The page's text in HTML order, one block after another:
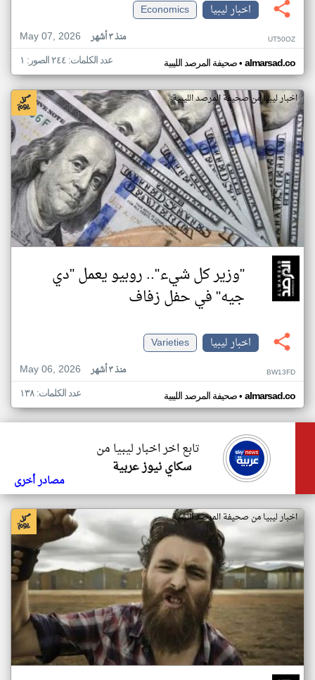
اخبار ليبيا
Economics
May 07, 2026
منذ ٣ أشهر UT50OZ
صحيفة المرصد الليبية• almarsad.co عدد الكلمات: ٢٤٤ الصور: ١
اخبار ليبيا من صحيفة المرصد الليبية
"وزير كل شيء".. روبيو يعمل "دي
جيه" في حفل زفاف
اخبار ليبيا
Varieties
May 06, 2026
منذ ٣ أشهر BW13FD
صحيفة المرصد الليبية• almarsad.co عدد الكلمات: ١٣٨
تابع اخر اخبار ليبيا من
سكاي نيوز عربية
مصادر أخرى
اخبار ليبيا من صحيفة المرصد الليبية